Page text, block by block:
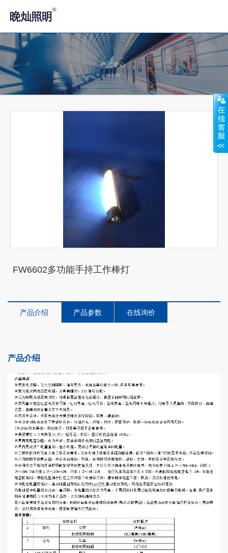
FW6602多功能手持工作棒灯
产品介绍 产品参数 在线询价
产品介绍